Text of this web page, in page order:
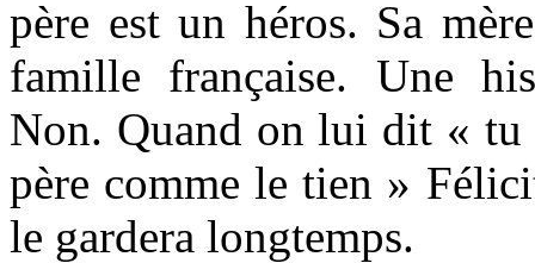
père est un héros. Sa
famille française. Une
Non. Quand on lui dit « tu
père comme le tien »
le gardera longtemps.